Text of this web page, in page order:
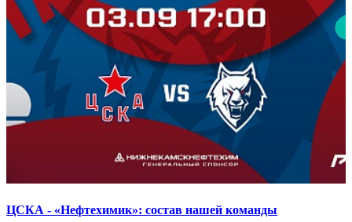
ЦСКА - «Нефтехимик»: состав нашей команды